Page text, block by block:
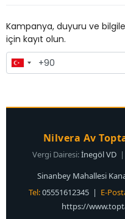
Kampanya, duyuru ve
için kayıt olun.
Nilvera Av
Vergi Dairesi:İnegöl VD
Sinanbey Mahallesi
Tel:05551612345 | E-
https://